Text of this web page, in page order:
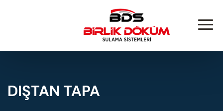
DIŞTAN TAPA